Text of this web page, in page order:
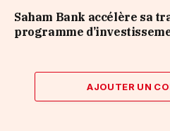
Saham Bank accélère sa
programme
AJOUTER UN